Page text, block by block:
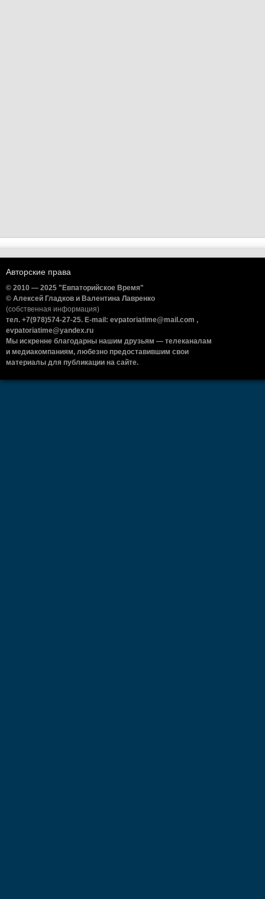
Авторские права
© 2010 — 2025 "Евпаторийское Время"
© Алексей Гладков и Валентина Лавренко
(собственная информация)
тел. +7(978)574-27-25. E-mail: evpatoriatime@mail.com ,
evpatoriatime@yandex.ru
Мы искренне благодарны нашим друзьям — телеканалам
и медиакомпаниям, любезно предоставившим свои
материалы для публикации на сайте.